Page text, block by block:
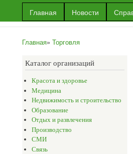
Главная Новости
Информационный
портал г.Уральска
Информация
и многое
Главная» Торговля
Каталог организаций
Красота и здоровье
Медицина
Недвижимость и строительство
Образование
Отдых и развлечения
Производство
СМИ
Связь